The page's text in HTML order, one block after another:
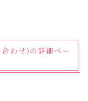
わせ)の詳細ペー